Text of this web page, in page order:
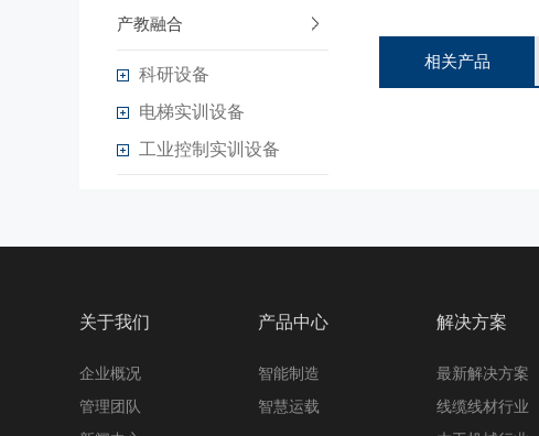
产教融合
科研设备
电梯实训设备
工业控制实训设备
相关产品
关于我们
企业概况
管理团队
产品中心
智能制造
智慧运载
解决方案
最新解决方案
线缆线材行业